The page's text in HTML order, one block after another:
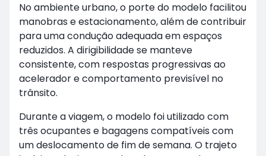
No ambiente urbano, o porte do modelo facilitou
manobras e estacionamento, além de contribuir
para uma condução adequada em espaços
reduzidos. A dirigibilidade se manteve
consistente, com respostas progressivas ao
acelerador e comportamento previsível no
trânsito.
Durante a viagem, o modelo foi utilizado com
três ocupantes e bagagens compatíveis com
um deslocamento de fim de semana. O trajeto